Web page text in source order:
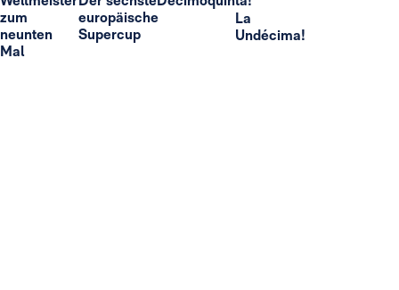
zum
neunten
Mal
europäische
Supercup
La
Undécima!